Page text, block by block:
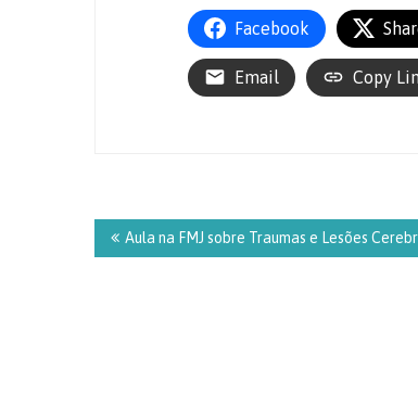
Facebook
Email Copy
de
Post
Aula na FMJ sobre Traumas e Lesões